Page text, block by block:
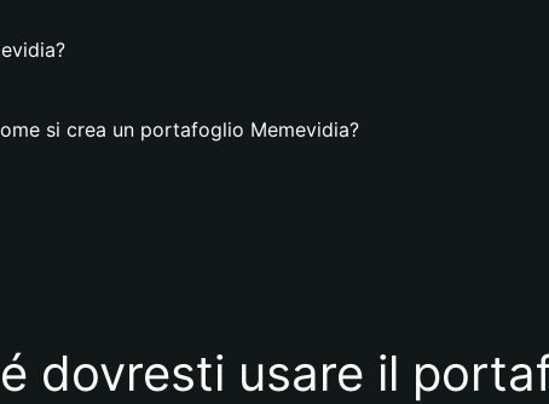
si crea un portafoglio Memevidia?
dovresti usare il